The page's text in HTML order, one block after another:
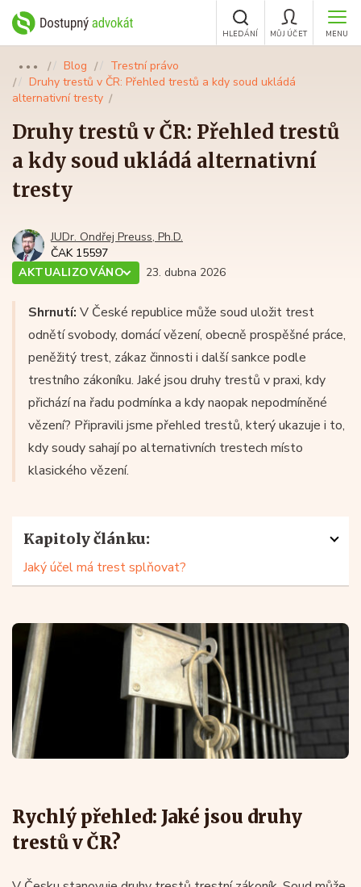
MENU
MŮJ ÚČET
HLEDÁNÍ
●●● Blog
Trestní právo
Druhy trestů v ČR: Přehled trestů a kdy soud ukládá
alternativní tresty
Druhy trestů v ČR: Přehled trestů
a kdy soud ukládá alternativní
tresty
JUDr. Ondřej Preuss, Ph.D.
ČAK 15597
AKTUALIZOVÁNO
23. dubna 2026
Shrnutí: V České republice může soud uložit trest
odnětí svobody, domácí vězení, obecně prospěšné práce,
peněžitý trest, zákaz činnosti i další sankce podle
trestního zákoníku. Jaké jsou druhy trestů v praxi, kdy
přichází na řadu podmínka a kdy naopak nepodmíněné
vězení? Připravili jsme přehled trestů, který ukazuje i to,
kdy soudy sahají po alternativních trestech místo
klasického vězení.
Kapitoly článku:
Jaký účel má trest splňovat?
Rychlý přehled: Jaké jsou druhy
trestů v ČR?